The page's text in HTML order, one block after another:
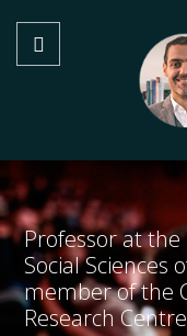
Professor at the
Social Sciences
member of the
Research